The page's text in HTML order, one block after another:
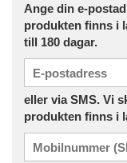
Ange din e-
produkten finns i
till 180 dagar.
eller via SMS. Vi
produkten finns i